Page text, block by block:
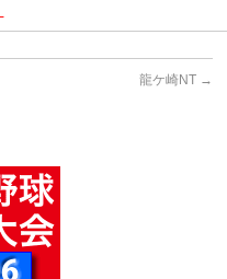
龍ケ崎NT →